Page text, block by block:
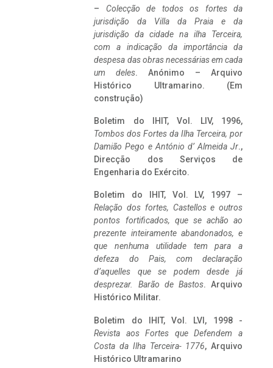
– Colecção de todos os fortes da
jurisdição da Villa da Praia e da
jurisdição da cidade na ilha Terceira,
com a indicação da importância da
despesa das obras necessárias em cada
um deles. Anónimo – Arquivo
Histórico Ultramarino. (Em
construção)
Boletim do IHIT, Vol. LIV, 1996,
Tombos dos Fortes da Ilha Terceira, por
Damião Pego e António d’ Almeida Jr.,
Direcção dos Serviços de
Engenharia do Exército.
Boletim do IHIT, Vol. LV, 1997 –
Relação dos fortes, Castellos e outros
pontos fortificados, que se achão ao
prezente inteiramente abandonados, e
que nenhuma utilidade tem para a
defeza do Pais, com declaração
d’aquelles que se podem desde já
desprezar. Barão de Bastos. Arquivo
Histórico Militar.
Boletim do IHIT, Vol. LVI, 1998 -
Revista aos Fortes que Defendem a
Costa da Ilha Terceira- 1776, Arquivo
Histórico Ultramarino